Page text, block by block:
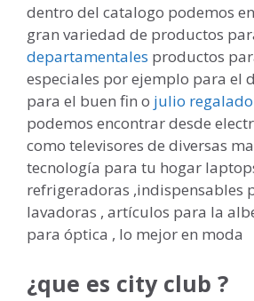
dentro del catalogo podemos
gran variedad de productos
departamentales productos
especiales por ejemplo para el
para el buen fin o julio regalado
podemos encontrar desde
como televisores de diversas
tecnología para tu hogar
refrigeradoras ,indispensables
lavadoras , artículos para la
para óptica , lo mejor en moda
¿que es city club ?